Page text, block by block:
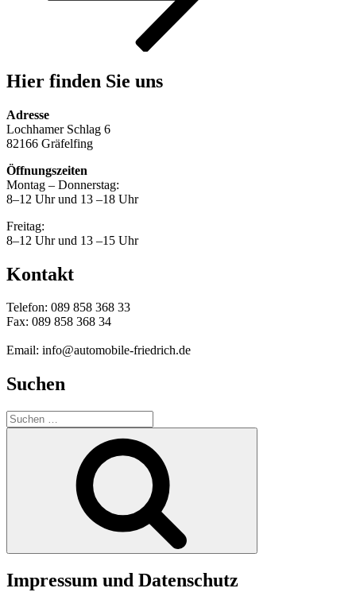
Hier finden Sie uns
Adresse
Lochhamer Schlag 6
82166 Gräfelfing
Öffnungszeiten
Montag – Donnerstag:
8–12 Uhr und 13 –18 Uhr
Freitag:
8–12 Uhr und 13 –15 Uhr
Kontakt
Telefon: 089 858 368 33
Fax: 089 858 368 34
Email: info@automobile-friedrich.de
Suchen
Suche
nach:
Impressum und Datenschutz